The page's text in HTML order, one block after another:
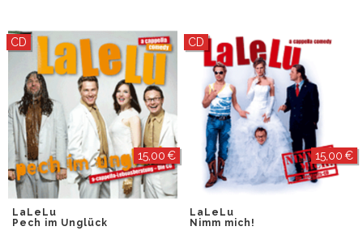
CD
15,00 €
LaLeLu
Pech im Unglück
CD
15,00 €
LaLeLu
Nimm mich!